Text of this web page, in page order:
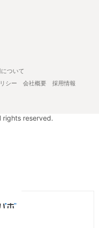
ついて
シー 会社概要
採用情報
rights reserved.